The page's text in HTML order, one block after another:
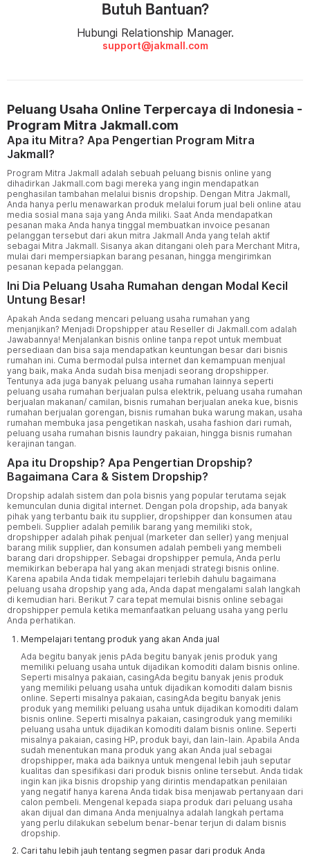
Butuh Bantuan?
Hubungi Relationship Manager.
support@jakmall.com
Peluang Usaha Online Terpercaya di Indonesia -
Program Mitra Jakmall.com
Apa itu Mitra? Apa Pengertian Program Mitra
Jakmall?
Program Mitra Jakmall adalah sebuah peluang bisnis online yang
dihadirkan Jakmall.com bagi mereka yang ingin mendapatkan
penghasilan tambahan melalui bisnis dropship. Dengan Mitra Jakmall,
Anda hanya perlu menawarkan produk melalui forum jual beli online atau
media sosial mana saja yang Anda miliki. Saat Anda mendapatkan
pesanan maka Anda hanya tinggal membuatkan invoice pesanan
pelanggan tersebut dari akun mitra Jakmall Anda yang telah aktif
sebagai Mitra Jakmall. Sisanya akan ditangani oleh para Merchant Mitra,
mulai dari mempersiapkan barang pesanan, hingga mengirimkan
pesanan kepada pelanggan.
Ini Dia Peluang Usaha Rumahan dengan Modal Kecil
Untung Besar!
Apakah Anda sedang mencari peluang usaha rumahan yang
menjanjikan? Menjadi Dropshipper atau Reseller di Jakmall.com adalah
Jawabannya! Menjalankan bisnis online tanpa repot untuk membuat
persediaan dan bisa saja mendapatkan keuntungan besar dari bisnis
rumahan ini. Cuma bermodal pulsa internet dan kemampuan menjual
yang baik, maka Anda sudah bisa menjadi seorang dropshipper.
Tentunya ada juga banyak peluang usaha rumahan lainnya seperti
peluang usaha rumahan berjualan pulsa elektrik, peluang usaha rumahan
berjualan makanan/ camilan, bisnis rumahan berjualan aneka kue, bisnis
rumahan berjualan gorengan, bisnis rumahan buka warung makan, usaha
rumahan membuka jasa pengetikan naskah, usaha fashion dari rumah,
peluang usaha rumahan bisnis laundry pakaian, hingga bisnis rumahan
kerajinan tangan.
Apa itu Dropship? Apa Pengertian Dropship?
Bagaimana Cara & Sistem Dropship?
Dropship adalah sistem dan pola bisnis yang popular terutama sejak
kemunculan dunia digital internet. Dengan pola dropship, ada banyak
pihak yang terbantu baik itu supplier, dropshipper dan konsumen atau
pembeli. Supplier adalah pemilik barang yang memiliki stok,
dropshipper adalah pihak penjual (marketer dan seller) yang menjual
barang milik supplier, dan konsumen adalah pembeli yang membeli
barang dari dropshipper. Sebagai dropshipper pemula, Anda perlu
memikirkan beberapa hal yang akan menjadi strategi bisnis online.
Karena apabila Anda tidak mempelajari terlebih dahulu bagaimana
peluang usaha dropship yang ada, Anda dapat mengalami salah langkah
di kemudian hari. Berikut 7 cara tepat memulai bisnis online sebagai
dropshipper pemula ketika memanfaatkan peluang usaha yang perlu
Anda perhatikan.
Mempelajari tentang produk yang akan Anda jual
Ada begitu banyak jenis pAda begitu banyak jenis produk yang
memiliki peluang usaha untuk dijadikan komoditi dalam bisnis online.
Seperti misalnya pakaian, casingAda begitu banyak jenis produk
yang memiliki peluang usaha untuk dijadikan komoditi dalam bisnis
online. Seperti misalnya pakaian, casingAda begitu banyak jenis
produk yang memiliki peluang usaha untuk dijadikan komoditi dalam
bisnis online. Seperti misalnya pakaian, casingroduk yang memiliki
peluang usaha untuk dijadikan komoditi dalam bisnis online. Seperti
misalnya pakaian, casing HP, produk bayi, dan lain-lain. Apabila Anda
sudah menentukan mana produk yang akan Anda jual sebagai
dropshipper, maka ada baiknya untuk mengenal lebih jauh seputar
kualitas dan spesifikasi dari produk bisnis online tersebut. Anda tidak
ingin kan jika bisnis dropship yang dirintis mendapatkan penilaian
yang negatif hanya karena Anda tidak bisa menjawab pertanyaan dari
calon pembeli. Mengenal kepada siapa produk dari peluang usaha
akan dijual dan dimana Anda menjualnya adalah langkah pertama
yang perlu dilakukan sebelum benar-benar terjun di dalam bisnis
dropship.
Cari tahu lebih jauh tentang segmen pasar dari produk Anda